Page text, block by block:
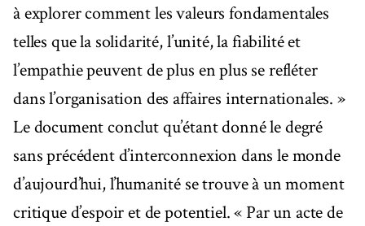
à explorer comment les valeurs fondamentales
telles que la solidarité, l’unité, la fiabilité et
l’empathie peuvent de plus en plus se refléter
dans l’organisation des affaires internationales. »
Le document conclut qu’étant donné le degré
sans précédent d’interconnexion dans le monde
d’aujourd’hui, l’humanité se trouve à un moment
critique d’espoir et de potentiel. « Par un acte de